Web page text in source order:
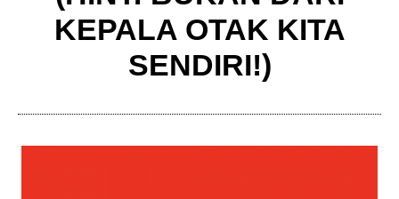
KEPALA OTAK KITA
SENDIRI!)